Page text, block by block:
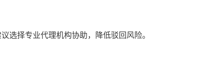
选择专业代理机构协助，降低驳回风险。